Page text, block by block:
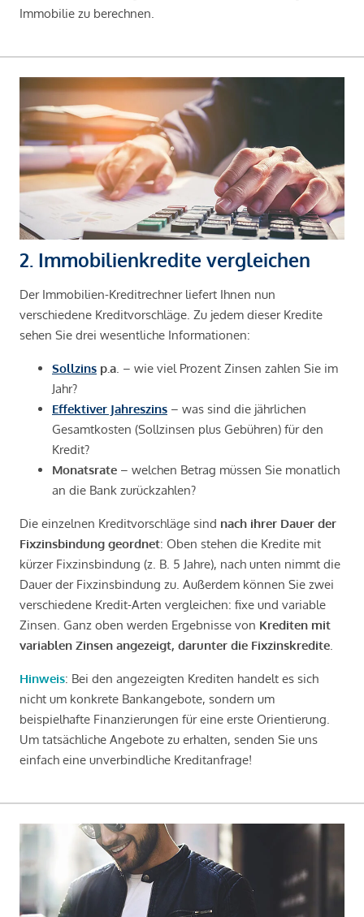
Immobilie zu berechnen.
2. Immobilienkredite vergleichen
Der Immobilien-Kreditrechner liefert Ihnen nun
verschiedene Kreditvorschläge. Zu jedem dieser Kredite
sehen Sie drei wesentliche Informationen:
Sollzins p.a . – wie viel Prozent Zinsen zahlen Sie im
Jahr?
Effektiver Jahreszins – was sind die jährlichen
Gesamtkosten (Sollzinsen plus Gebühren) für den
Kredit?
Monatsrate – welchen Betrag müssen Sie monatlich
an die Bank zurückzahlen?
Die einzelnen Kreditvorschläge sind nach ihrer Dauer der
Fixzinsbindung geordnet: Oben stehen die Kredite mit
kürzer Fixzinsbindung (z. B. 5 Jahre), nach unten nimmt die
Dauer der Fixzinsbindung zu. Außerdem können Sie zwei
verschiedene Kredit-Arten vergleichen: fixe und variable
Zinsen. Ganz oben werden Ergebnisse von Krediten mit
variablen Zinsen angezeigt, darunter die Fixzinskredite
Hinweis: Bei den angezeigten Krediten handelt es sich
nicht um konkrete Bankangebote, sondern um
beispielhafte Finanzierungen für eine erste Orientierung.
Um tatsächliche Angebote zu erhalten, senden Sie uns
einfach eine unverbindliche Kreditanfrage!